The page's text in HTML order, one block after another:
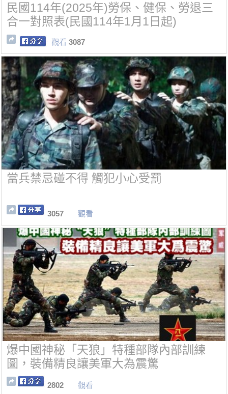
民國114年(2025年)勞保、健保、勞退三
合一對照表(民國114年1月1日起)
觀看 3087
當兵禁忌碰不得 觸犯小心受罰
3057 觀看
爆中國神秘「天狼」特種部隊內部訓練
圖，裝備精良讓美軍大為震驚
2802 觀看